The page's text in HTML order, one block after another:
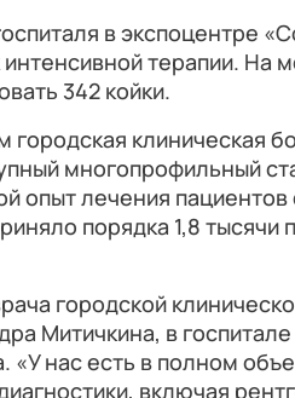
в экспоцентре
интенсивной терапии. На
342 койки.
городская клиническая
многопрофильный
опыт лечения
порядка 1,8 тысячи
городской
Митичкина, в
«У нас есть в полном
включая